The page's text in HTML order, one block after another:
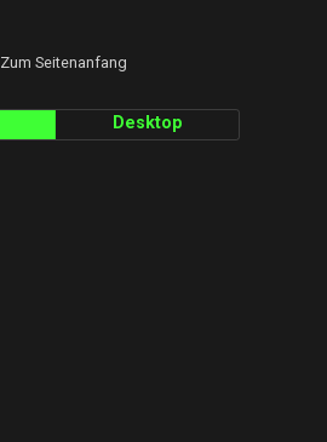
Zum Seitenanfang
Desktop